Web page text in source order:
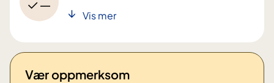
Vis mer
Vær oppmerksom